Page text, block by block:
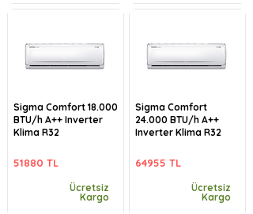
Sigma Comfort 18.000
BTU/h A++ Inverter
Klima R32
51880 TL
Ücretsiz
Kargo
Sigma Comfort
24.000 BTU/h A++
Inverter Klima R32
64955 TL
Ücretsiz
Kargo